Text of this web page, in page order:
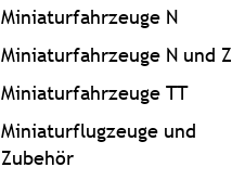
Miniaturfahrzeuge N
Miniaturfahrzeuge N und Z
Miniaturfahrzeuge TT
Miniaturflugzeuge und
Zubehör